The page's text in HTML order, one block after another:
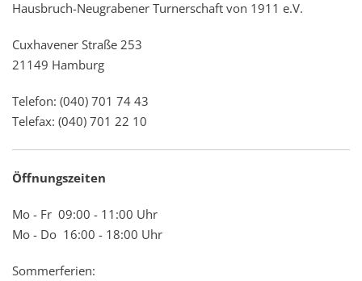
Hausbruch-Neugrabener Turnerschaft von 1911 e.V.
Cuxhavener Straße 253
21149 Hamburg
Telefon: (040) 701 74 43
Telefax: (040) 701 22 10
Öffnungszeiten
Mo - Fr 09:00 - 11:00 Uhr
Mo - Do 16:00 - 18:00 Uhr
Sommerferien: